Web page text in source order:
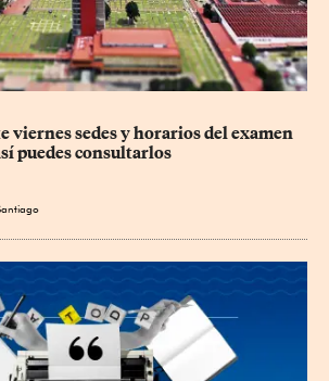
viernes sedes y horarios del examen
puedes consultarlos